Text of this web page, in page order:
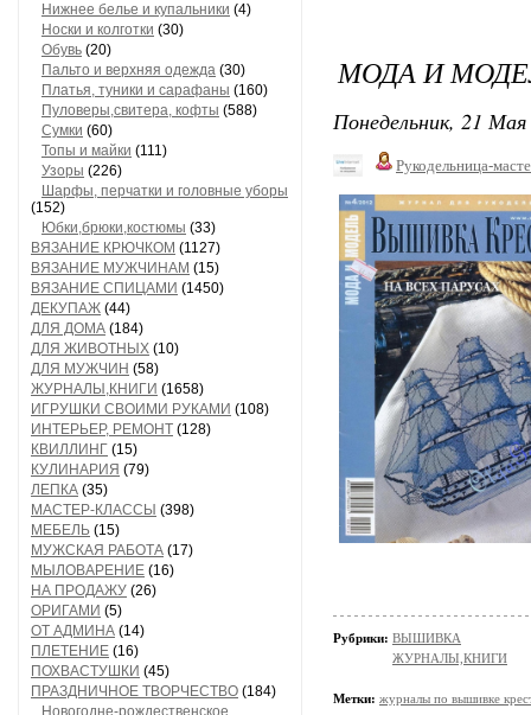
Нижнее белье и купальники (4)
Носки и колготки (30)
Обувь (20)
Пальто и верхняя одежда (30)
Платья, туники и сарафаны (160)
Пуловеры,свитера, кофты (588)
Сумки (60)
Топы и майки (111)
Узоры (226)
Шарфы, перчатки и головные уборы
(152)
Юбки,брюки,костюмы (33)
ВЯЗАНИЕ КРЮЧКОМ (1127)
ВЯЗАНИЕ МУЖЧИНАМ (15)
ВЯЗАНИЕ СПИЦАМИ (1450)
ДЕКУПАЖ (44)
ДЛЯ ДОМА (184)
ДЛЯ ЖИВОТНЫХ (10)
ДЛЯ МУЖЧИН (58)
ЖУРНАЛЫ,КНИГИ (1658)
ИГРУШКИ СВОИМИ РУКАМИ (108)
ИНТЕРЬЕР, РЕМОНТ (128)
КВИЛЛИНГ (15)
КУЛИНАРИЯ (79)
ЛЕПКА (35)
МАСТЕР-КЛАССЫ (398)
МЕБЕЛЬ (15)
МУЖСКАЯ РАБОТА (17)
МЫЛОВАРЕНИЕ (16)
НА ПРОДАЖУ (26)
ОРИГАМИ (5)
ОТ АДМИНА (14)
ПЛЕТЕНИЕ (16)
ПОХВАСТУШКИ (45)
ПРАЗДНИЧНОЕ ТВОРЧЕСТВО (184)
Новогодне-рождественское
МОДА И
Понедельник, 21
Рукодельница-
Рубрики: ВЫШИВКА
ЖУРНАЛЫ,КНИГИ
Метки: журналы по вышивке